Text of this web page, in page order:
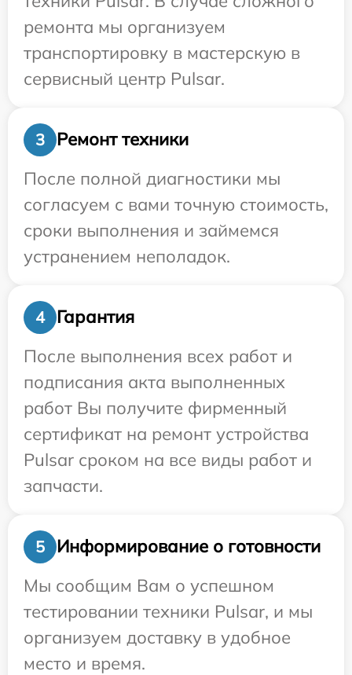
ремонта мы организуем
транспортировку в мастерскую в
сервисный центр Pulsar.
3
Ремонт техники
После полной диагностики мы
согласуем с вами точную стоимость,
сроки выполнения и займемся
устранением неполадок.
4
Гарантия
После выполнения всех работ и
подписания акта выполненных
работ Вы получите фирменный
сертификат на ремонт устройства
Pulsar сроком на все виды работ и
запчасти.
5
Информирование о готовности
Мы сообщим Вам о успешном
тестировании техники Pulsar, и мы
организуем доставку в удобное
место и время.